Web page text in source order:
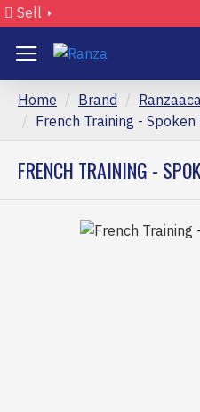
Sell
Home Brand
French Training - Spoken
FRENCH TRAINING -